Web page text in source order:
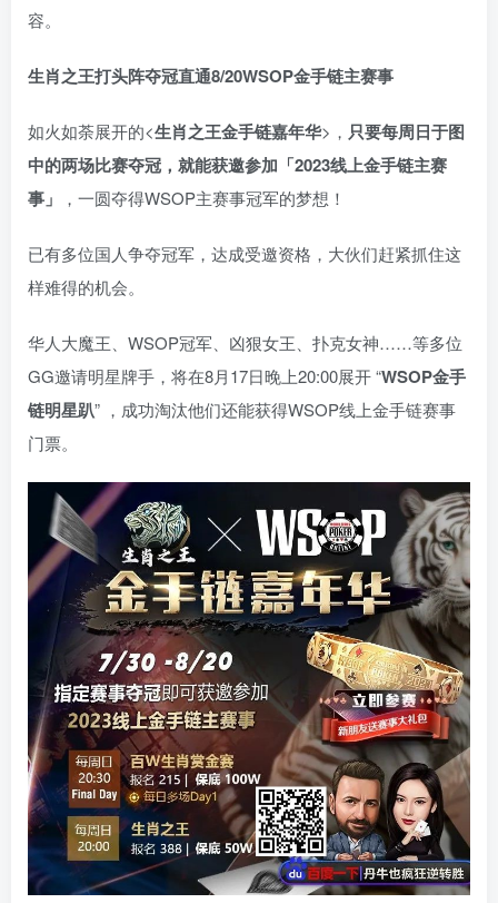
容。
生肖之王打头阵夺冠直通8/20WSOP金手链主赛事
如火如荼展开的<生肖之王金手链嘉年华>， 只要每周日于图
中的两场比赛夺冠，就能获邀参加「2023线上金手链主赛
事」
，一圆夺得WSOP主赛事冠军的梦想！
已有多位国人争夺冠军，达成受邀资格，大伙们赶紧抓住这
样难得的机会。
华人大魔王、WSOP冠军、凶狠女王、扑克女神……等多位
GG邀请明星牌手，将在8月17日晚上20:00展开 “WSOP金手
链明星趴” ，成功淘汰他们还能获得WSOP线上金手链赛事
门票。